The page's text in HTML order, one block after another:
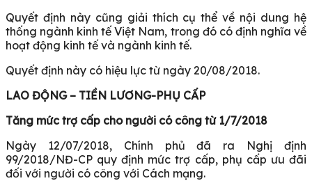
Quyết định này cũng giải thích cụ thể về nội dung hệ
thống ngành kinh tế Việt Nam, trong đó có định nghĩa về
hoạt động kinh tế và ngành kinh tế.
Quyết định này có hiệu lực từ ngày 20/08/2018.
LAO ĐỘNG – TIỀN LƯƠNG-PHỤ CẤP
Tăng mức trợ cấp cho người có công từ 1/7/2018
Ngày 12/07/2018, Chính phủ đã ra Nghị định
99/2018/NĐ-CP quy định mức trợ cấp, phụ cấp ưu đãi
đối với người có công với Cách mạng.